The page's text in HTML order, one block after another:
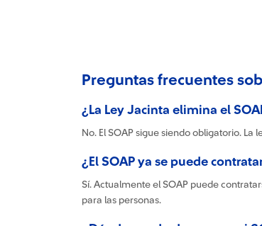
Preguntas frecuentes
¿La Ley Jacinta elimina el
No. El SOAP sigue siendo obligatorio.
¿El SOAP ya se puede
Sí. Actualmente el SOAP puede
para las personas.